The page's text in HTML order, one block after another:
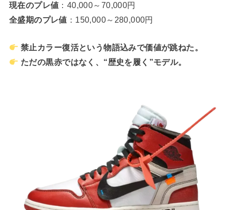
現在のプレ値 ：40,000～70,000円
全盛期のプレ値 ：150,000～280,000円
禁止カラー復活という物語込みで価値が跳ねた。
ただの黒赤ではなく、“歴史を履く”モデル。